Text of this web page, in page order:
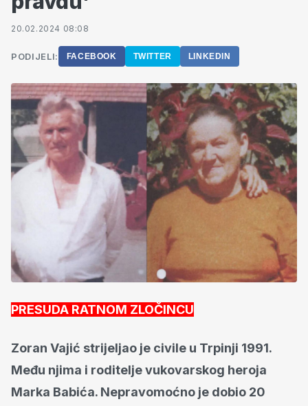
20.02.2024 08:08
PODIJELI: FACEBOOK TWITTER LINKEDIN
PRESUDA RATNOM ZLOČINCU
Zoran Vajić strijeljao je civile u Trpinji 1991.
Među njima i roditelje vukovarskog heroja
Marka Babića. Nepravomoćno je dobio 20